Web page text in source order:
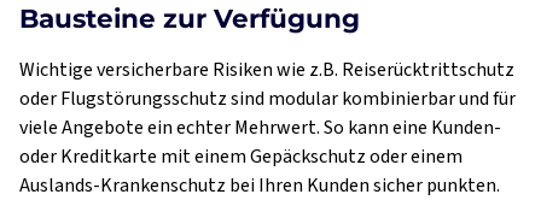
Bausteine zur Verfügung
Wichtige versicherbare Risiken wie z.B. Reiserücktrittschutz
oder Flugstörungsschutz sind modular kombinierbar und für
viele Angebote ein echter Mehrwert. So kann eine Kunden-
oder Kreditkarte mit einem Gepäckschutz oder einem
Auslands-Krankenschutz bei Ihren Kunden sicher punkten.